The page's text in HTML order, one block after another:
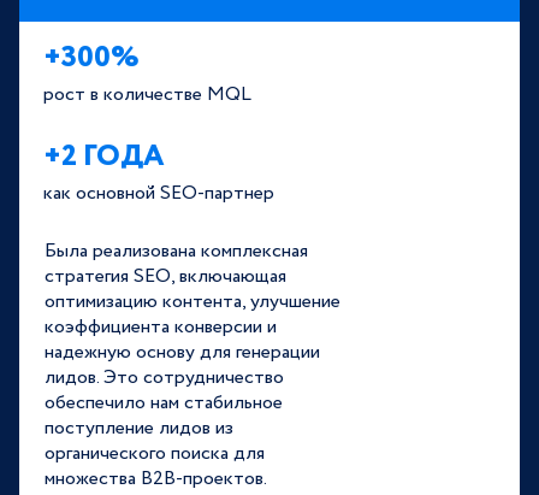
+300%
рост в количестве MQL
+2 ГОДА
как основной SEO-партнер
Была реализована комплексная
стратегия SEO, включающая
оптимизацию контента, улучшение
коэффициента конверсии и
надежную основу для генерации
лидов. Это сотрудничество
обеспечило нам стабильное
поступление лидов из
органического поиска для
множества B2B-проектов.